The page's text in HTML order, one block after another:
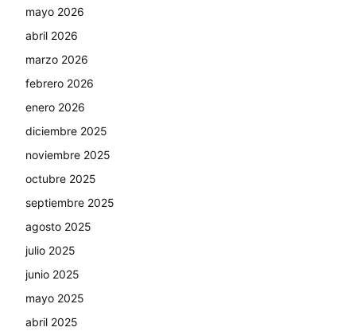
mayo 2026
abril 2026
marzo 2026
febrero 2026
enero 2026
diciembre 2025
noviembre 2025
octubre 2025
septiembre 2025
agosto 2025
julio 2025
junio 2025
mayo 2025
abril 2025